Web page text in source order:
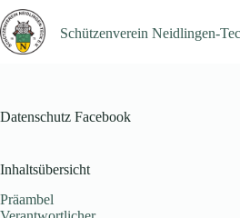
Zum
Inhalt
springen
Schützenverein Neidlingen-
Datenschutz Facebook
Inhaltsübersicht
Präambel